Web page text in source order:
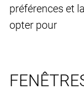
préférences et
opter pour